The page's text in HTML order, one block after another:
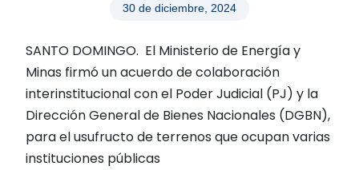
30 de diciembre, 2024
SANTO DOMINGO. El Ministerio de Energía y
Minas firmó un acuerdo de colaboración
interinstitucional con el Poder Judicial (PJ) y la
Dirección General de Bienes Nacionales (DGBN),
para el usufructo de terrenos que ocupan varias
instituciones públicas